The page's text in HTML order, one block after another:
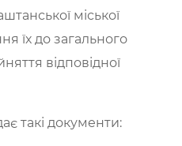
міської
їх до загального
відповідної
такі документи: